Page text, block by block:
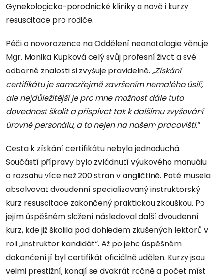
Gynekologicko-porodnické kliniky a nově i kurzy
resuscitace pro rodiče.
Péči o novorozence na Oddělení neonatologie věnuje
Mgr. Monika Kupková celý svůj profesní život a své
odborné znalosti si zvyšuje pravidelně. „Získání
certifikátu je samozřejmě završením nemalého úsilí,
ale nejdůležitější je pro mne možnost dále tuto
dovednost školit a přispívat tak k dalšímu zvyšování
úrovně personálu, a to nejen na našem pracovišti.“
Cesta k získání certifikátu nebyla jednoduchá.
Součástí přípravy bylo zvládnutí výukového manuálu
o rozsahu více než 200 stran v angličtině. Poté musela
absolvovat dvoudenní specializovaný instruktorský
kurz resuscitace zakončený praktickou zkouškou. Po
jejím úspěšném složení následoval další dvoudenní
kurz, kde již školila pod dohledem zkušených lektorů v
roli „instruktor kandidát“. Až po jeho úspěšném
dokončení jí byl certifikát oficiálně udělen. Kurzy jsou
velmi prestižní, konají se dvakrát ročně a počet míst